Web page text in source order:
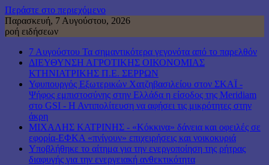
Περάστε στο περιεχόμενο
Παρασκευή, 7 Αυγούστου, 2026
ροή ειδήσεων
7 Αυγούστου Τα σημαντικότερα γεγονότα από το παρελθόν
ΔΙΕΥΘΥΝΣΗ ΑΓΡΟΤΙΚΗΣ ΟΙΚΟΝΟΜΙΑΣ
ΚΤΗΝΙΑΤΡΙΚΗΣ Π.Ε. ΣΕΡΡΩΝ
Υφυπουργός Εξωτερικών Χατζηβασιλείου στον ΣΚΑΪ -
Ψήφος εμπιστοσύνης στην Ελλάδα η είσοδος της Meridiam
στο GSI - Η Αντιπολίτευση να αφήσει τις μικρότητες στην
άκρη
ΜΙΧΑΛΗΣ ΚΑΤΡΙΝΗΣ - «Κόκκινα» δάνεια και οφειλές σε
εφορία-ΕΦΚΑ «πνίγουν» επιχειρήσεις και νοικοκυριά
Υποβλήθηκε το αίτημα για την ενεργοποίηση της ρήτρας
διαφυγής για την ενεργειακή ανθεκτικότητα